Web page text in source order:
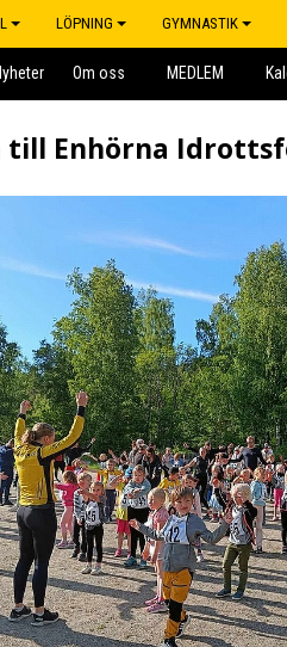
LÖPNING GYMNASTIK
Om oss MEDLEM
till Enhörna